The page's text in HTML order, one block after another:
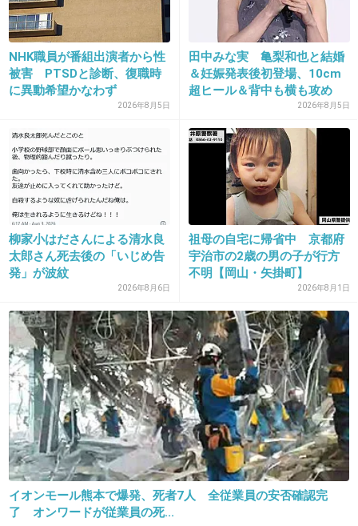
2018/11/09(金) 16:02:10
既読しないのなんで
-0
29. 匿名2018/11/09(金) 16:02:20
>>21
凄い長いタイトルだね
-1
30. 匿名2018/11/09(金) 16:03:07
ファイトファイト
君へレッツゴー
+5 -1
31. 匿名 2018/11/09(金) 16:03:39
クリスマスデート
NHK職員が番組出演者から性
被害 PTSDと診断、復職時
に異動希望かなわず
2026年8月5日
田中みな実 亀梨和也と結婚
＆妊娠発表後初登場、10cm
超ヒール＆背中も横も攻め
2026年8月5日
柳家小はださんによる清水良
太郎さん死去後の「いじめ告
発」が波紋
2026年8月6日
祖母の自宅に帰省中 京都府
宇治市の2歳の男の子が行方
不明【岡山・矢掛町】
2026年8月1日
イオンモール熊本で爆発、死者7人 全従業員の安否確認完
了 オンワードが従業員の死...